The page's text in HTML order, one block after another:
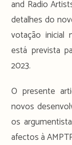
and Radio
detalhes do
votação inicial
está prevista
2023.
O presente
novos
os
afectos à